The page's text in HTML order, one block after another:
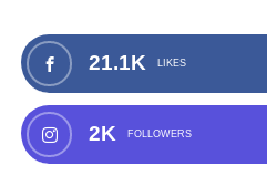
21.1K LIKES
2K FOLLOWERS